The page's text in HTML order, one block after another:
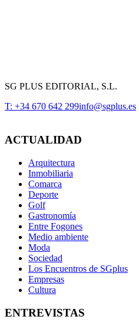
SG PLUS EDITORIAL, S.L.
T: +34 670 642 299info@sgplus.es
ACTUALIDAD
Arquitectura
Inmobiliaria
Comarca
Deporte
Golf
Gastronomía
Entre Fogones
Medio ambiente
Moda
Sociedad
Los Encuentros de SGplus
Empresas
Cultura
ENTREVISTAS